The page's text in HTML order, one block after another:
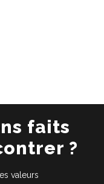
faits
?
valeurs